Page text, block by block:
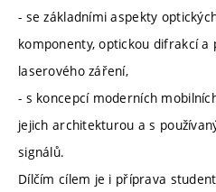
- se základními aspekty
komponenty, optickou difrakcí
laserového záření,
- s koncepcí moderních
jejich architekturou a s
signálů.
Dílčím cílem je i příprava